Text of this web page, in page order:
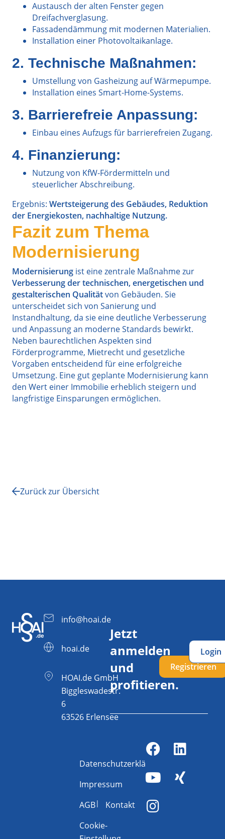
Austausch der alten Fenster gegen
Dreifachverglasung.
Fassadendämmung mit modernen Materialien.
Installation einer Photovoltaikanlage.
2. Technische Maßnahmen:
Umstellung von Gasheizung auf Wärmepumpe.
Installation eines Smart-Home-Systems.
3. Barrierefreie Anpassung:
Einbau eines Aufzugs für barrierefreien Zugang.
4. Finanzierung:
Nutzung von KfW-Fördermitteln und
steuerlicher Abschreibung.
Ergebnis: Wertsteigerung des Gebäudes, Reduktion
der Energiekosten, nachhaltige Nutzung.
Fazit zum Thema
Modernisierung
Modernisierung ist eine zentrale Maßnahme zur
Verbesserung der technischen, energetischen und
gestalterischen Qualitätvon Gebäuden. Sie
unterscheidet sich von Sanierung und
Instandhaltung, da sie eine deutliche Verbesserung
und Anpassung an moderne Standards bewirkt.
Neben baurechtlichen Aspekten sind
Förderprogramme, Mietrecht und gesetzliche
Vorgaben entscheidend für eine erfolgreiche
Umsetzung. Eine gut geplante Modernisierung kann
den Wert einer Immobilie erheblich steigern und
langfristige Einsparungen ermöglichen.
Zurück zur Übersicht
info@hoai.de
hoai.de
HOAI.de GmbH
Biggleswadestr.
6
63526 Erlensee
Jetzt
anmelden
und
profitieren.
Registrieren
Login
Datenschutzerklärung
Impressum
AGB
Kontakt
Cookie-